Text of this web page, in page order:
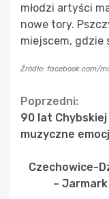
młodzi artyści
nowe tory.
miejscem, gdzie
Źródło: facebook.com/
Reading
Poprzedni:
90 lat
muzyczne
Czechowice-
–